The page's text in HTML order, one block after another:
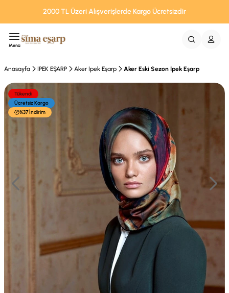
2000 TL Üzeri Alışverişlerde Kargo Ücretsizdir
Menü
Anasayfa İPEK EŞARP Aker İpek Eşarp Aker Eski Sezon İpek Eşarp
Tükendi
Ücretsiz Kargo
%37 İndirim